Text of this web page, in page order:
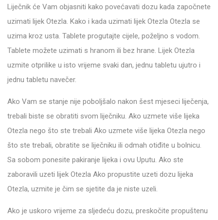
Liječnik će Vam objasniti kako povećavati dozu kada započnete
uzimati lijek Otezla. Kako i kada uzimati lijek Otezla Otezla se
uzima kroz usta. Tablete progutajte cijele, poželjno s vodom.
Tablete možete uzimati s hranom ili bez hrane. Lijek Otezla
uzmite otprilike u isto vrijeme svaki dan, jednu tabletu ujutro i
jednu tabletu navečer.
Ako Vam se stanje nije poboljšalo nakon šest mjeseci liječenja,
trebali biste se obratiti svom liječniku. Ako uzmete više lijeka
Otezla nego što ste trebali Ako uzmete više lijeka Otezla nego
što ste trebali, obratite se liječniku ili odmah otiđite u bolnicu.
Sa sobom ponesite pakiranje lijeka i ovu Uputu. Ako ste
zaboravili uzeti lijek Otezla Ako propustite uzeti dozu lijeka
Otezla, uzmite je čim se sjetite da je niste uzeli.
Ako je uskoro vrijeme za sljedeću dozu, preskočite propuštenu